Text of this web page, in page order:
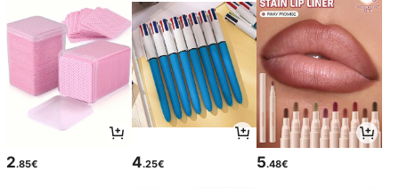
2.85€ 4.25€ 5.48€